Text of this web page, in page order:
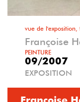
vue de l'exposition,
Françoise
PEINTURE
09/2007
EXPOSITION